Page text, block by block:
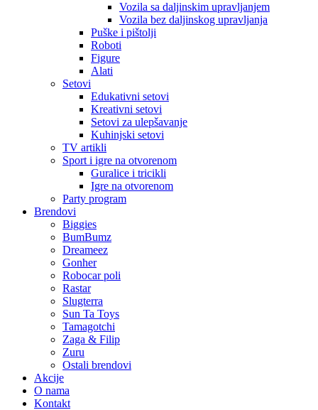
Vozila sa daljinskim upravljanjem
Vozila bez daljinskog upravljanja
Puške i pištolji
Roboti
Figure
Alati
Setovi
Edukativni setovi
Kreativni setovi
Setovi za ulepšavanje
Kuhinjski setovi
TV artikli
Sport i igre na otvorenom
Guralice i tricikli
Igre na otvorenom
Party program
Brendovi
Biggies
BumBumz
Dreameez
Gonher
Robocar poli
Rastar
Slugterra
Sun Ta Toys
Tamagotchi
Zaga & Filip
Zuru
Ostali brendovi
Akcije
O nama
Kontakt